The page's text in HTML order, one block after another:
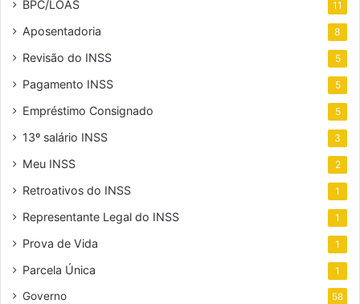
BPC/LOAS 11
Aposentadoria 8
Revisão do INSS 5
Pagamento INSS 5
Empréstimo Consignado 5
13º salário INSS 3
Meu INSS 2
Retroativos do INSS 1
Representante Legal do INSS 1
Prova de Vida 1
Parcela Única 1
Governo 58